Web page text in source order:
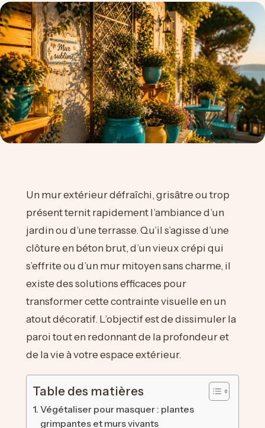
Un mur extérieur défraîchi, grisâtre ou trop
présent ternit rapidement l’ambiance d’un
jardin ou d’une terrasse. Qu’il s’agisse d’une
clôture en béton brut, d’un vieux crépi qui
s’effrite ou d’un mur mitoyen sans charme, il
existe des solutions efficaces pour
transformer cette contrainte visuelle en un
atout décoratif. L’objectif est de dissimuler la
paroi tout en redonnant de la profondeur et
de la vie à votre espace extérieur.
Table des matières
Végétaliser pour masquer : plantes
grimpantes et murs vivants